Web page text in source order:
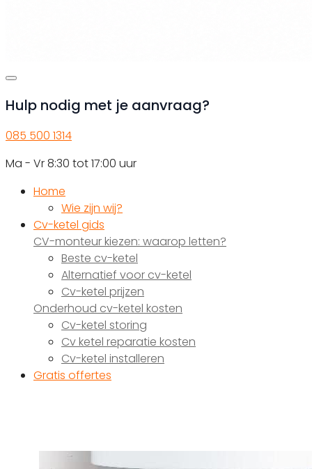
Hulp nodig met je aanvraag?
085 500 1314
Ma - Vr 8:30 tot 17:00 uur
Home
Wie zijn wij?
Cv-ketel gids
CV-monteur kiezen: waarop letten?
Beste cv-ketel
Alternatief voor cv-ketel
Cv-ketel prijzen
Onderhoud cv-ketel kosten
Cv-ketel storing
Cv ketel reparatie kosten
Cv-ketel installeren
Gratis offertes